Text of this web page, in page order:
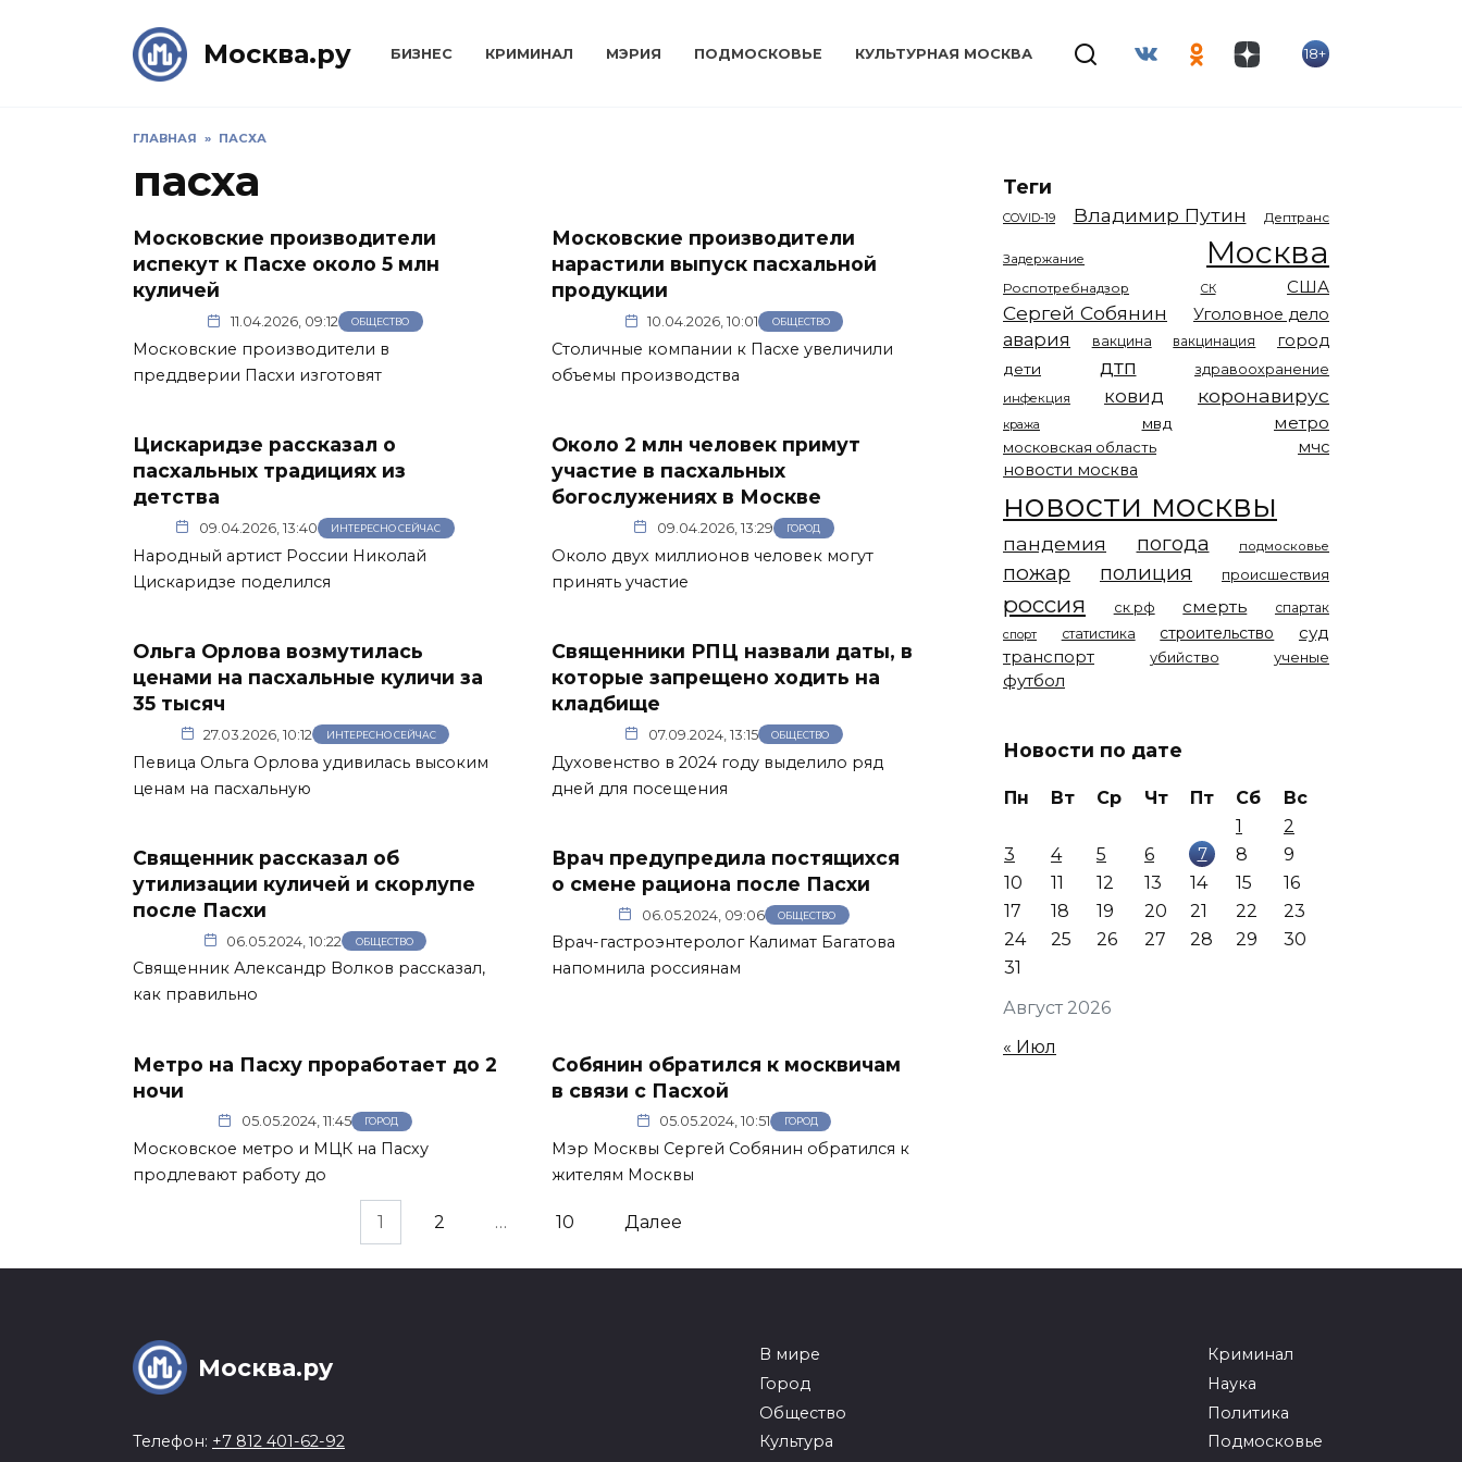
Москва.ру БИЗНЕС КРИМИНАЛ МЭРИЯ ПОДМОСКОВЬЕ КУЛЬТУРНАЯ МОСКВА 18+
ГЛАВНАЯ » ПАСХА
пасха
Московские производители
испекут к Пасхе около 5 млн
куличей
11.04.2026, 09:12 ОБЩЕСТВО
Московские производители в
преддверии Пасхи изготовят
Московские производители
нарастили выпуск пасхальной
продукции
10.04.2026, 10:01 ОБЩЕСТВО
Столичные компании к Пасхе увеличили
объемы производства
Цискаридзе рассказал о
пасхальных традициях из
детства
09.04.2026, 13:40 ИНТЕРЕСНО СЕЙЧАС
Народный артист России Николай
Цискаридзе поделился
Около 2 млн человек примут
участие в пасхальных
богослужениях в Москве
09.04.2026, 13:29 ГОРОД
Около двух миллионов человек могут
принять участие
Ольга Орлова возмутилась
ценами на пасхальные куличи за
35 тысяч
27.03.2026, 10:12 ИНТЕРЕСНО СЕЙЧАС
Певица Ольга Орлова удивилась высоким
ценам на пасхальную
Священники РПЦ назвали даты, в
которые запрещено ходить на
кладбище
07.09.2024, 13:15 ОБЩЕСТВО
Духовенство в 2024 году выделило ряд
дней для посещения
Священник рассказал об
утилизации куличей и скорлупе
после Пасхи
06.05.2024, 10:22 ОБЩЕСТВО
Священник Александр Волков рассказал,
как правильно
Врач предупредила постящихся
о смене рациона после Пасхи
06.05.2024, 09:06 ОБЩЕСТВО
Врач-гастроэнтеролог Калимат Багатова
напомнила россиянам
Метро на Пасху проработает до 2
ночи
05.05.2024, 11:45 ГОРОД
Московское метро и МЦК на Пасху
продлевают работу до
Собянин обратился к москвичам
в связи с Пасхой
05.05.2024, 10:51 ГОРОД
Мэр Москвы Сергей Собянин обратился к
жителям Москвы
1 2 … 10 Далее
Теги
COVID-19 Владимир Путин Дептранс
Задержание Москва
Роспотребнадзор СК США
Сергей Собянин Уголовное дело
авария вакцина вакцинация город
дети дтп здравоохранение
инфекция ковид коронавирус
кража мвд метро
московская область
мчс
новости москва
новости москвы
пандемия погода подмосковье
пожар полиция происшествия
россия ск рф смерть спартак
спорт статистика строительство
суд
транспорт
убийство ученые
футбол
Новости по дате
Август 2026
Пн Вт Ср Чт Пт Сб
Вс
1
2
3
4 5 6 7 8
9
10
11 12 13 14 15
16
17
18 19 20 21 22
23
24
25 26 27 28 29
30
31
« Июл
Москва.ру
Телефон: +7 812 401-62-92
В мире
Город
Общество
Культура
Криминал
Наука
Политика
Подмосковье